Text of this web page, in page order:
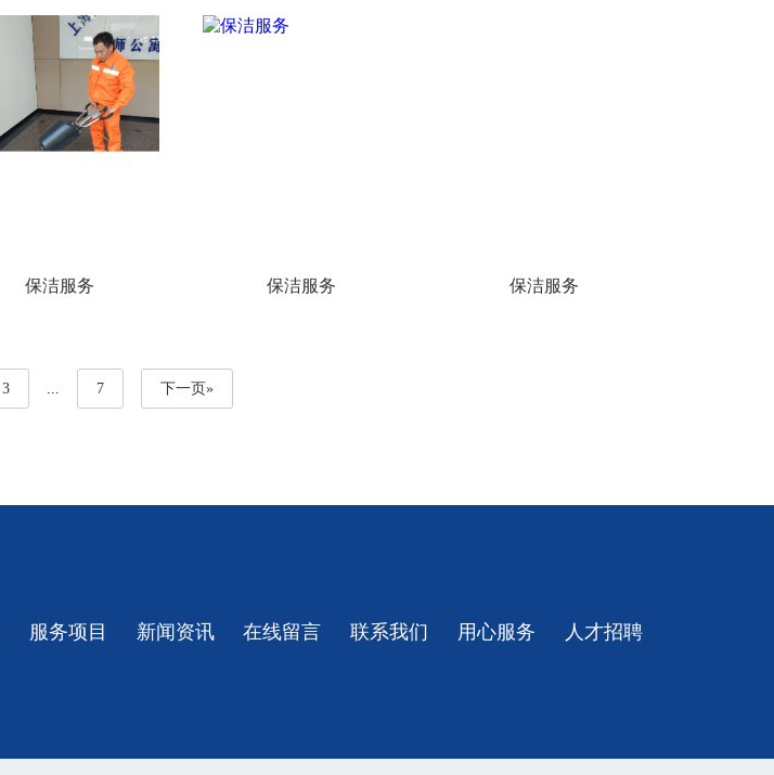
保洁服务 保洁服务 保洁服务
3 7 下一页»
服务项目 新闻资讯 在线留言 联系我们 用心服务 人才招聘